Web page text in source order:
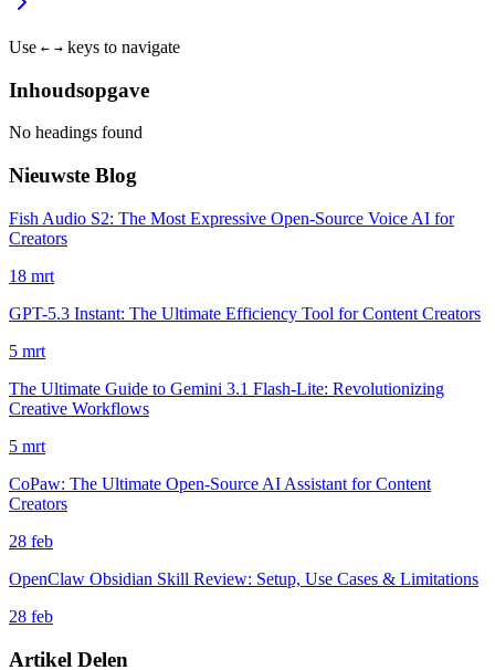
Use ← → keys to navigate
Inhoudsopgave
No headings found
Nieuwste Blog
Fish Audio S2: The Most Expressive Open-Source Voice AI for
Creators
18 mrt
GPT-5.3 Instant: The Ultimate Efficiency Tool for Content Creators
5 mrt
The Ultimate Guide to Gemini 3.1 Flash-Lite: Revolutionizing
Creative Workflows
5 mrt
CoPaw: The Ultimate Open-Source AI Assistant for Content
Creators
28 feb
OpenClaw Obsidian Skill Review: Setup, Use Cases & Limitations
28 feb
Artikel Delen